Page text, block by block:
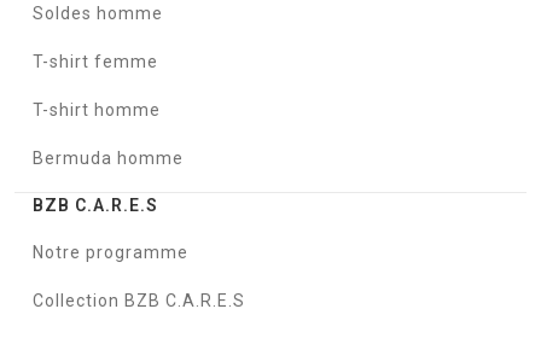
Soldes homme
T-shirt femme
T-shirt homme
Bermuda homme
BZB C.A.R.E.S
Notre programme
Collection BZB C.A.R.E.S